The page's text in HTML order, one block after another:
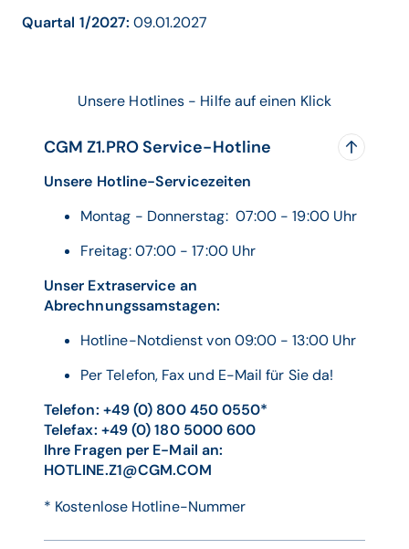
Quartal 1/2027: 09.01.2027
Unsere Hotlines - Hilfe auf einen Klick
CGM Z1.PRO Service-Hotline
Unsere Hotline-Servicezeiten
Montag - Donnerstag: 07:00 - 19:00 Uhr
Freitag: 07:00 - 17:00 Uhr
Unser Extraservice an
Abrechnungssamstagen:
Hotline-Notdienst von 09:00 - 13:00 Uhr
Per Telefon, Fax und E-Mail für Sie da!
Telefon: +49 (0) 800 450 0550*
Telefax: +49 (0) 180 5000 600
Ihre Fragen per E-Mail an:
HOTLINE.Z1@CGM.COM
* Kostenlose Hotline-Nummer